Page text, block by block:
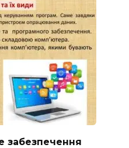
забезпечення